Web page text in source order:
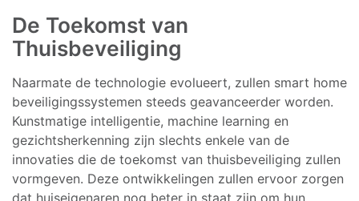
De Toekomst van
Thuisbeveiliging
Naarmate de technologie evolueert, zullen smart home
beveiligingssystemen steeds geavanceerder worden.
Kunstmatige intelligentie, machine learning en
gezichtsherkenning zijn slechts enkele van de
innovaties die de toekomst van thuisbeveiliging zullen
vormgeven. Deze ontwikkelingen zullen ervoor zorgen
dat huiseigenaren nog beter in staat zijn om hun